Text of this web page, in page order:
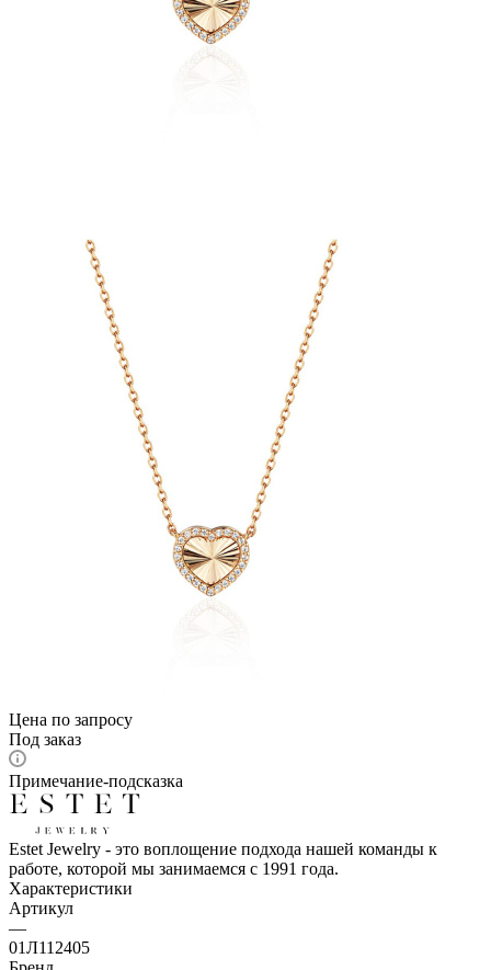
Цена по запросу
Под заказ
Примечание-подсказка
Estet Jewelry - это воплощение подхода нашей команды к
работе, которой мы занимаемся с 1991 года.
Характеристики
Артикул
—
01Л112405